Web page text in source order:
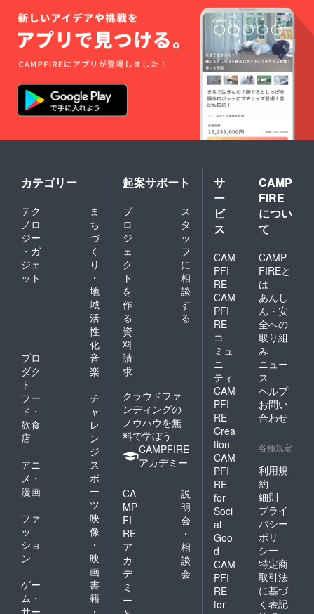
のた
れ：
しょう
ゆ、り
んご果
汁、野
菜汁
（玉ね
ぎ、
んじ
く、ご
ま油、
一味唐
辛子、
調味料
（アミ
保存料
（安息
香酸
Na）
（原材
料の一
部に小
麦、大
豆、り
んごを
含む）
《消費
期限》
●牛肩
ロース
ガリ(ハ
豚タ
ン、豚
トロ：
(発送日
より)冷
凍で30
畠ホル
モン、
ジンギ
スカ
ン：(発
送日よ
う油、
野菜汁
（玉ね
ぎ、生
姜）、
りんご
果汁、
砂糖、
酒、香
（一味
唐辛
子、こ
う）、
調味料
（アミ
ノ酸
等）、
保存料
（安息
Na）]、
（原材
料の一
部に小
麦、大
豆を含
む） ●
牛肩
ロース
カル
ビ：ア
メリカ
産また
はオー
ストラ
●サガリ
ミ)：
オース
トラリ
ア産 ●
ン：
オース
トラリ
ア産ま
たは国
トロ：
北海道
大畠オ
リジナ
ル「ス
テーキ
のた
れ」1本
【４回
目：す
きやき&
セッ
ト】
・北海
毛和牛
肩ロー
スすき
焼き用
200g ×
3 ・鍋
用牛コ
ホルモ
ン 200g
× 1 ・鍋
用牛プ
ルプル
ホルモ
ン 200g
× 1 ・鍋
用ラー
メン
140g ×
2 ・も
つ鍋用
スープ
（とん
ダシ醤
各1個
《消費
期限》
冷凍保
存で、
発送日
より約
180日で
す。
（焼肉
は約30
日） ※
商品に
上塩ホ
ルモン
米国産
豚直
腸、塩
●上肉マ
トンじ
んぎす
かん 豪
トンモ
モ肉
《アレ
小麦、
大豆を
《消費
期限》
発送日
日（冷
凍保
存）
カテゴリー
テク
ノロ
ジー
・ガ
ジェ
ット
ま
ち
づ
く
り
・
地
域
活
性
化
プロ
ダク
ト
音
楽
フー
ド・
飲食
店
チ
ャ
レ
ン
ジ
アニ
メ・
漫画
ス
ポ
ー
ツ
ファ
ッ
ショ
ン
映
像
・
映
画
ゲー
ム・
サー
書
籍
・
起案サポート
プ
ロ
ジ
ェ
ク
ト
を
作
る
ス
タ
ッ
フ
に
相
談
す
る
資
料
請
求
クラウドファ
ンディングの
ノウハウを無
料で学ぼう
CAMPFIRE
アカデミー
CA
MP
FI
RE
ア
カ
デ
ミ
ー
説
明
会
・
相
談
会
サ
ー
ビ
ス
CAM
PFI
RE
CAM
PFI
RE
コ
ミュ
ニ
ティ
CAM
PFI
RE
Crea
tion
CAM
PFI
RE
for
Soci
al
Goo
d
CAM
PFI
RE
for
CAMP
FIRE
につい
て
CAMP
FIREと
は
あんし
ん・安
全への
取り組
み
ニュー
ス
ヘルプ
お問い
合わせ
各種規定
利用規
約
細則
プライ
バシー
ポリ
シー
特定商
取引法
に基づ
く表記